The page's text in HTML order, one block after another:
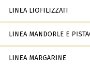
LINEA LIOFILIZZATI
LINEA MANDORLE E
LINEA MARGARINE